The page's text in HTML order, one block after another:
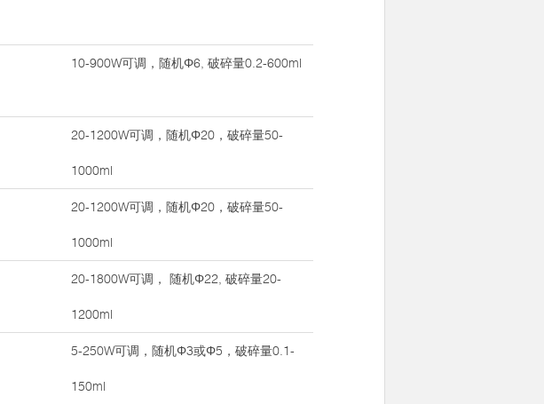
10-900W可调，随机Φ6, 破碎量0.2-600ml
20-1200W可调，随机Φ20，破碎量50-
1000ml
20-1200W可调，随机Φ20，破碎量50-
1000ml
20-1800W可调， 随机Φ22, 破碎量20-
1200ml
5-250W可调，随机Φ3或Φ5，破碎量0.1-
150ml